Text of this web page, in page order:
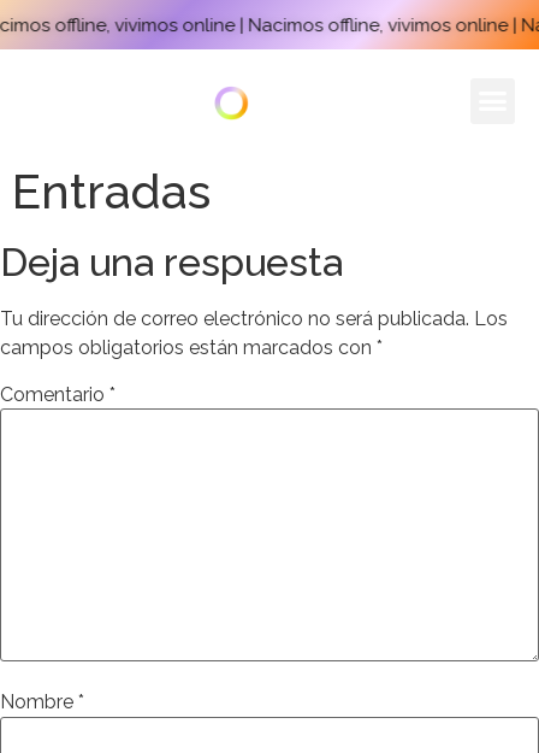
offline, vivimos online | Nacimos offline, vivimos online |
Entradas
Deja una respuesta
Tu dirección de correo electrónico no será publicada. Los
campos obligatorios están marcados con *
Comentario *
Nombre *